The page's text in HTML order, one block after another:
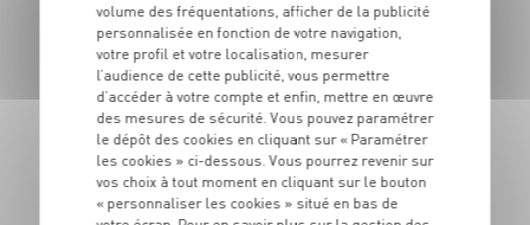
MINI SAUCISSES
cuites, nature
Dans la limite des stocks disponibles
3€
99
La barquette de 140g - Soit 28€50 le kg
volume des fréquentations, afficher de la publicité
personnalisée en fonction de votre navigation,
votre profil et votre localisation, mesurer
l’audience de cette publicité, vous permettre
d’accéder à votre compte et enfin, mettre en œuvre
des mesures de sécurité. Vous pouvez paramétrer
le dépôt des cookies en cliquant sur « Paramétrer
les cookies » ci-dessous. Vous pourrez revenir sur
vos choix à tout moment en cliquant sur le bouton
« personnaliser les cookies » situé en bas de